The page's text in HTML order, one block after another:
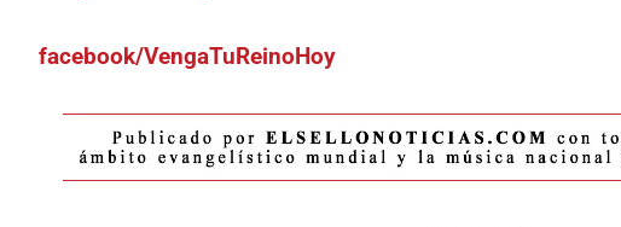
facebook/VengaTuReinoHoy